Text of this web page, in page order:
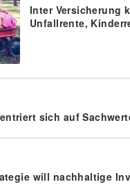
Inter Versicherung
Unfallrente,
sich auf
will nachhaltige